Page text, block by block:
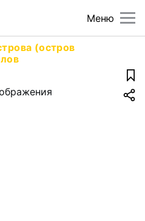
Меню
(остров